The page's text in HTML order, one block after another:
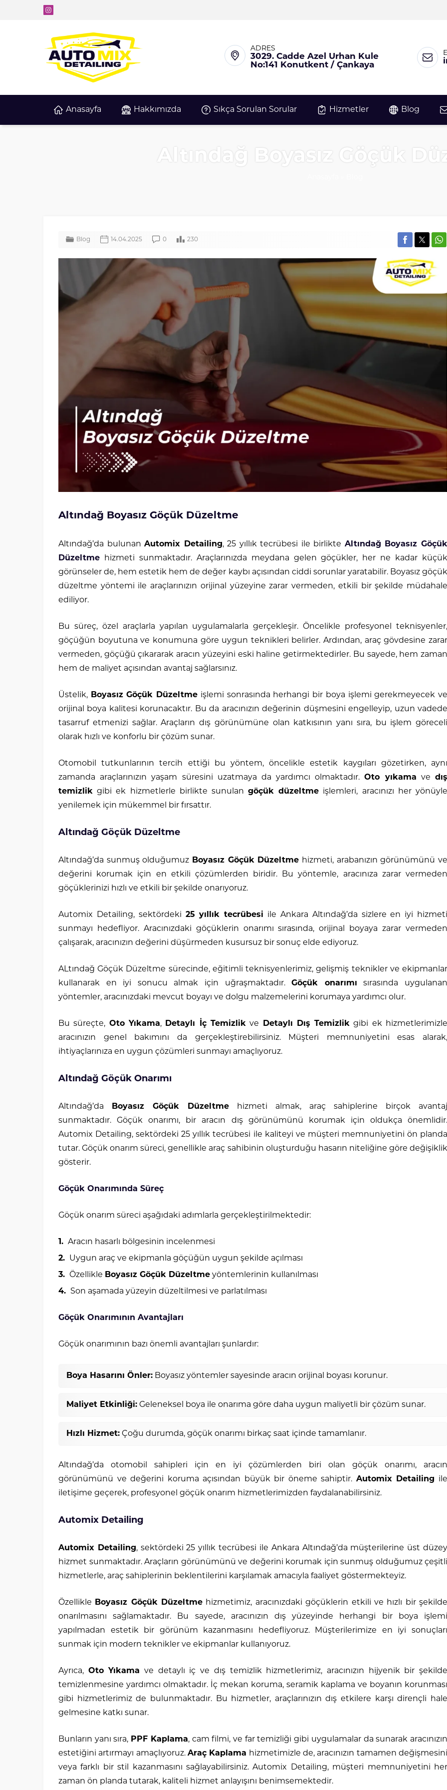
ADRES
3029. Cadde Azel Urhan Kule
No:141 Konutkent / Çankaya
Anasayfa Hakkımızda Sıkça Sorulan Sorular Hizmetler Blog
Altındağ Boyasız Göçük
Blog 14.04.2025 0 230
Altındağ Boyasız Göçük Düzeltme
Altındağ’da bulunanAutomix Detailing, 25 yıllık tecrübesi ile birlikte Altındağ Boyasız Göçük
Düzeltme hizmeti sunmaktadır. Araçlarınızda meydana gelen göçükler, her ne kadar küçük
görünseler de, hem estetik hem de değer kaybı açısından ciddi sorunlar yaratabilir. Boyasız göçük
düzeltme yöntemi ile araçlarınızın orijinal yüzeyine zarar vermeden, etkili bir şekilde müdahale
ediliyor.
Bu süreç, özel araçlarla yapılan uygulamalarla gerçekleşir. Öncelikle profesyonel teknisyenler,
göçüğün boyutuna ve konumuna göre uygun teknikleri belirler. Ardından, araç gövdesine zarar
vermeden, göçüğü çıkararak aracın yüzeyini eski haline getirmektedirler. Bu sayede, hem zaman
hem de maliyet açısından avantaj sağlarsınız.
Üstelik, Boyasız Göçük Düzeltme işlemi sonrasında herhangi bir boya işlemi gerekmeyecek ve
orijinal boya kalitesi korunacaktır. Bu da aracınızın değerinin düşmesini engelleyip, uzun vadede
tasarruf etmenizi sağlar. Araçların dış görünümüne olan katkısının yanı sıra, bu işlem göreceli
olarak hızlı ve konforlu bir çözüm sunar.
Otomobil tutkunlarının tercih ettiği bu yöntem, öncelikle estetik kaygıları gözetirken, aynı
zamanda araçlarınızın yaşam süresini uzatmaya da yardımcı olmaktadır.Oto yıkama vedış
temizlik gibi ek hizmetlerle birlikte sunulangöçük düzeltme işlemleri, aracınızı her yönüyle
yenilemek için mükemmel bir fırsattır.
Altındağ Göçük Düzeltme
Altındağ’da sunmuş olduğumuz Boyasız Göçük Düzeltme hizmeti, arabanızın görünümünü ve
değerini korumak için en etkili çözümlerden biridir. Bu yöntemle, aracınıza zarar vermeden
göçüklerinizi hızlı ve etkili bir şekilde onarıyoruz.
Automix Detailing, sektördeki 25 yıllık tecrübesi ile Ankara Altındağ’da sizlere en iyi hizmeti
sunmayı hedefliyor. Aracınızdaki göçüklerin onarımı sırasında, orijinal boyaya zarar vermeden
çalışarak, aracınızın değerini düşürmeden kusursuz bir sonuç elde ediyoruz.
ALtındağ Göçük Düzeltme sürecinde, eğitimli teknisyenlerimiz, gelişmiş teknikler ve ekipmanlar
kullanarak en iyi sonucu almak için uğraşmaktadır.Göçük onarımı sırasında uygulanan
yöntemler, aracınızdaki mevcut boyayı ve dolgu malzemelerini korumaya yardımcı olur.
Bu süreçte, Oto Yıkama, Detaylı İç Temizlikve Detaylı Dış Temizlik gibi ek hizmetlerimizle
aracınızın genel bakımını da gerçekleştirebilirsiniz. Müşteri memnuniyetini esas alarak,
ihtiyaçlarınıza en uygun çözümleri sunmayı amaçlıyoruz.
Altındağ Göçük Onarımı
Altındağ’da Boyasız Göçük Düzeltme hizmeti almak, araç sahiplerine birçok avantaj
sunmaktadır. Göçük onarımı, bir aracın dış görünümünü korumak için oldukça önemlidir.
Automix Detailing, sektördeki 25 yıllık tecrübesi ile kaliteyi ve müşteri memnuniyetini ön planda
tutar. Göçük onarım süreci, genellikle araç sahibinin oluşturduğu hasarın niteliğine göre değişiklik
gösterir.
Göçük Onarımında Süreç
Göçük onarım süreci aşağıdaki adımlarla gerçekleştirilmektedir:
Aracın hasarlı bölgesinin incelenmesi
Uygun araç ve ekipmanla göçüğün uygun şekilde açılması
Özellikle Boyasız Göçük Düzeltme yöntemlerinin kullanılması
Son aşamada yüzeyin düzeltilmesi ve parlatılması
Göçük Onarımının Avantajları
Göçük onarımının bazı önemli avantajları şunlardır:
Boya Hasarını Önler: Boyasız yöntemler sayesinde aracın orijinal boyası korunur.
Maliyet Etkinliği: Geleneksel boya ile onarıma göre daha uygun maliyetli bir çözüm sunar.
Hızlı Hizmet: Çoğu durumda, göçük onarımı birkaç saat içinde tamamlanır.
Altındağ’da otomobil sahipleri için en iyi çözümlerden biri olan göçük onarımı, aracın
görünümünü ve değerini koruma açısından büyük bir öneme sahiptir. Automix Detailing ile
iletişime geçerek, profesyonel göçük onarım hizmetlerimizden faydalanabilirsiniz.
Automix Detailing
Automix Detailing, sektördeki 25 yıllık tecrübesi ile Ankara Altındağ’da müşterilerine üst düzey
hizmet sunmaktadır. Araçların görünümünü ve değerini korumak için sunmuş olduğumuz çeşitli
hizmetlerle, araç sahiplerinin beklentilerini karşılamak amacıyla faaliyet göstermekteyiz.
Özellikle Boyasız Göçük Düzeltme hizmetimiz, aracınızdaki göçüklerin etkili ve hızlı bir şekilde
onarılmasını sağlamaktadır. Bu sayede, aracınızın dış yüzeyinde herhangi bir boya işlemi
yapılmadan estetik bir görünüm kazanmasını hedefliyoruz. Müşterilerimize en iyi sonuçları
sunmak için modern teknikler ve ekipmanlar kullanıyoruz.
Ayrıca, Oto Yıkama ve detaylı iç ve dış temizlik hizmetlerimiz, aracınızın hijyenik bir şekilde
temizlenmesine yardımcı olmaktadır. İç mekan koruma, seramik kaplama ve boyanın korunması
gibi hizmetlerimiz de bulunmaktadır. Bu hizmetler, araçlarınızın dış etkilere karşı dirençli hale
gelmesine katkı sunar.
Bunların yanı sıra, PPF Kaplama, cam filmi, ve far temizliği gibi uygulamalar da sunarak aracınızın
estetiğini artırmayı amaçlıyoruz. Araç Kaplama hizmetimizle de, aracınızın tamamen değişmesini
veya farklı bir stil kazanmasını sağlayabilirsiniz. Automix Detailing, müşteri memnuniyetini her
zaman ön planda tutarak, kaliteli hizmet anlayışını benimsemektedir.